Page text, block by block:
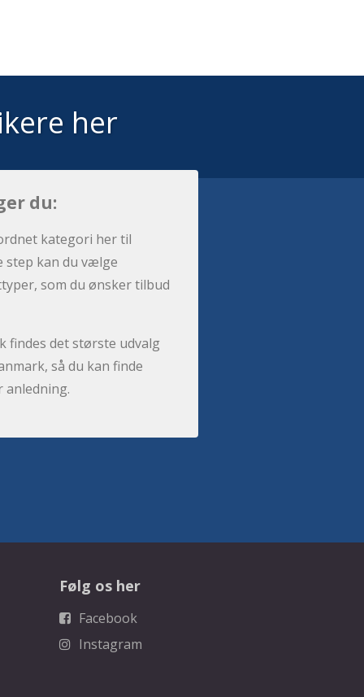
her
du:
kategori her til
step kan du vælge
som du ønsker tilbud
findes det største udvalg
så du kan finde
anledning.
Følg os her
Facebook
Instagram